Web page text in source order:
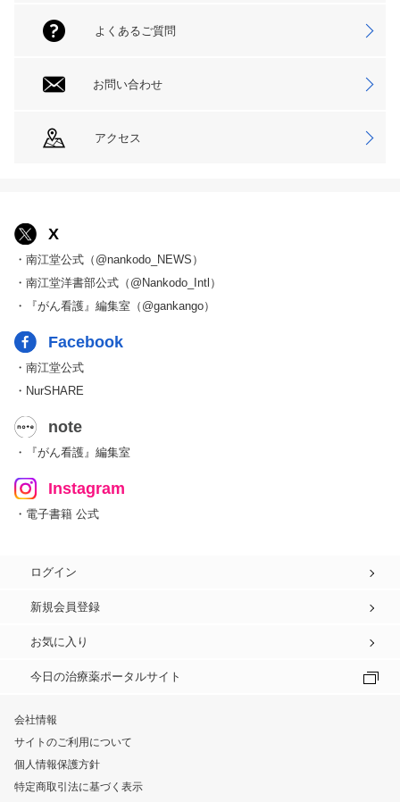
よくあるご質問
お問い合わせ
アクセス
X
・南江堂公式（@nankodo_NEWS）
・南江堂洋書部公式（@Nankodo_Intl）
・『がん看護』編集室（@gankango）
Facebook
・南江堂公式
・NurSHARE
note
・『がん看護』編集室
Instagram
・電子書籍 公式
ログイン
新規会員登録
お気に入り
今日の治療薬ポータルサイト
会社情報
サイトのご利用について
個人情報保護方針
特定商取引法に基づく表示